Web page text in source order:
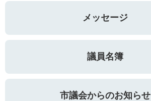
メッセージ
議員名簿
市議会からのお知らせ